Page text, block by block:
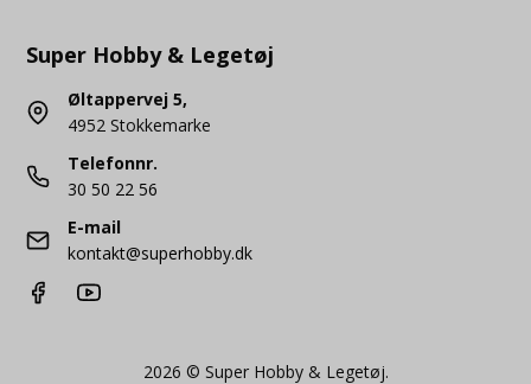
Super Hobby & Legetøj
Øltappervej 5,
4952 Stokkemarke
Telefonnr.
30 50 22 56
E-mail
kontakt@superhobby.dk
2026 © Super Hobby & Legetøj.